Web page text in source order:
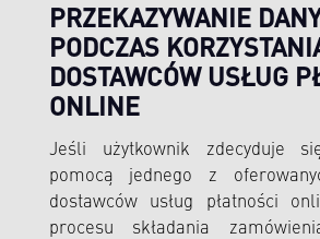
PRZEKAZYWANIE
PODCZAS
DOSTAWCÓW USŁUG
ONLINE
Jeśli użytkownik zdecyduje
pomocą jednego z
dostawców usług płatności
procesu składania